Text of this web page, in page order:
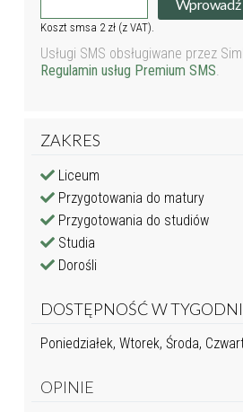
Wprowadź
Koszt smsa 2 zł (z VAT).
Usługi SMS obsługiwane przez
Regulamin usług Premium SMS.
ZAKRES
Liceum
Przygotowania do matury
Przygotowania do studiów
Studia
Dorośli
DOSTĘPNOŚĆ W
Poniedziałek, Wtorek, Środa,
OPINIE